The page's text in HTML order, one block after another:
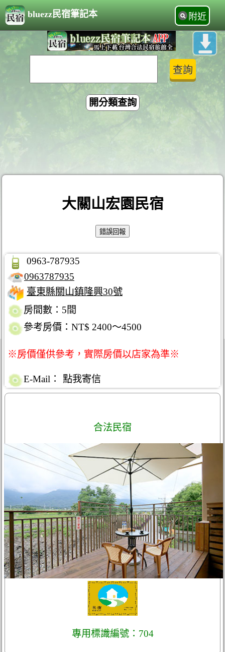
bluezz民宿筆記本 附近
開分類查詢
大關山宏園民宿
0963-787935
0963787935
臺東縣關山鎮隆興30號
房間數：5間
參考房價：NT$ 2400～4500
※房價僅供參考，實際房價以店家為準※
E-Mail： 點我寄信
合法民宿
專用標識編號：704